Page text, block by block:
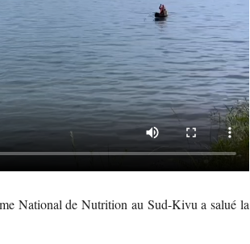
National de Nutrition au Sud-Kivu a salué la